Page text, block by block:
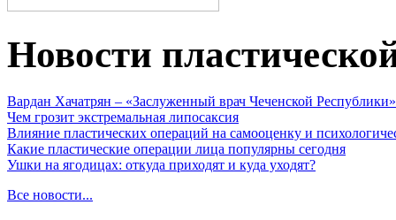
Новости
Вардан Хачатрян – «Заслуженный врач Чеченской Республики»
Чем грозит экстремальная липосаксия
Влияние пластических операций на самооценку и
Какие пластические операции лица популярны сегодня
Ушки на ягодицах: откуда приходят и куда уходят?
Все новости...